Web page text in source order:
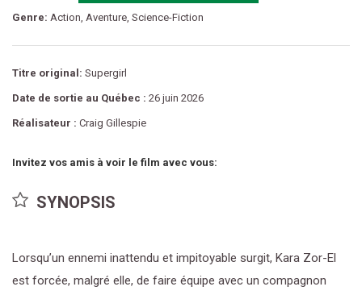
Genre: Action, Aventure, Science-Fiction
Titre original: Supergirl
Date de sortie au Québec : 26 juin 2026
Réalisateur : Craig Gillespie
Invitez vos amis à voir le film avec vous:
SYNOPSIS
Lorsqu’un ennemi inattendu et impitoyable surgit, Kara Zor-El
est forcée, malgré elle, de faire équipe avec un compagnon